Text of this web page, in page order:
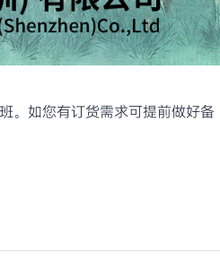
。如您有订货需求可提前做好备